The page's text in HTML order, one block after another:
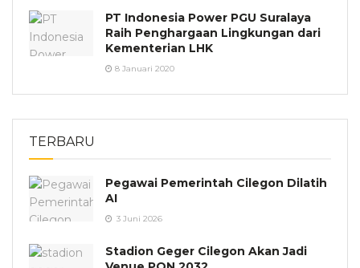
PT Indonesia Power PGU Suralaya
Raih Penghargaan Lingkungan dari
Kementerian LHK
8 Januari 2020
TERBARU
Pegawai Pemerintah Cilegon Dilatih
AI
3 Juni 2026
Stadion Geger Cilegon Akan Jadi